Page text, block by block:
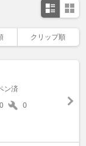
クリップ順
ン済
0 0